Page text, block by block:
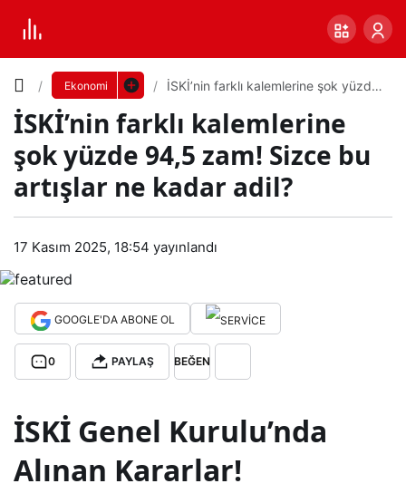
Ekonomi
İSKİ’nin farklı kalemlerine şok yüzde
adil?
İSKİ’nin farklı kalemlerine
şok yüzde 94,5 zam! Sizce bu
artışlar ne kadar adil?
17 Kasım 2025, 18:54 yayınlandı
GOOGLE'DA ABONE OL
0 PAYLAŞ BEĞEN
İSKİ Genel Kurulu’nda
Alınan Kararlar!
İSKİ’
farkl
ı
mler
ine
Yazı
Boyutunu
Ayarla
Varsayılana
0 PAYLAŞ